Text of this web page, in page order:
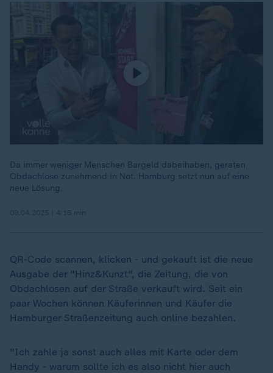
Da immer weniger Menschen Bargeld dabeihaben, geraten
Obdachlose zunehmend in Not. Hamburg setzt nun auf eine
neue Lösung.
QR-Code scannen, klicken - und gekauft ist die neue
Ausgabe der "Hinz&Kunzt", die Zeitung, die von
Obdachlosen auf der Straße verkauft wird. Seit ein
paar Wochen können Käuferinnen und Käufer die
Hamburger Straßenzeitung auch online bezahlen.
"Ich zahle ja sonst auch alles mit Karte oder dem
Handy - warum sollte ich es also nicht hier auch